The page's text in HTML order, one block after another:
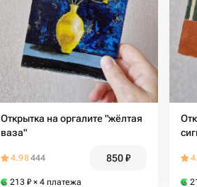
Открытка на оргалите "жёлтая
ваза"
4.98444 850₽
213 ₽ × 4 платежа